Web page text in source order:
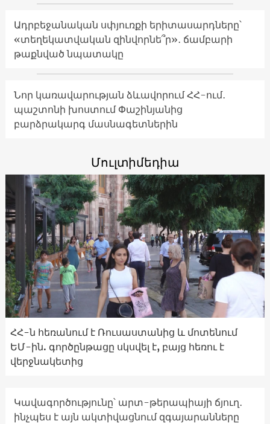
Ադրբեջանական սփյուռքի երիտասարդները՝
«տեղեկատվական զինվորնե՞ր»․ ճամբարի
թաքնված նպատակը
Նոր կառավարության ձևավորում ՀՀ-ում․
պաշտոնի խոստում Փաշինյանից
բարձրակարգ մասնագետներին
Մուլտիմեդիա
ՀՀ-ն հեռանում է Ռուսաստանից և մոտենում
ԵՄ-ին. գործընթացը սկսվել է, բայց հեռու է
վերջնակետից
Կավագործությունը՝ արտ-թերապիայի ճյուղ․
ինչպես է այն ակտիվացնում զգայարանները